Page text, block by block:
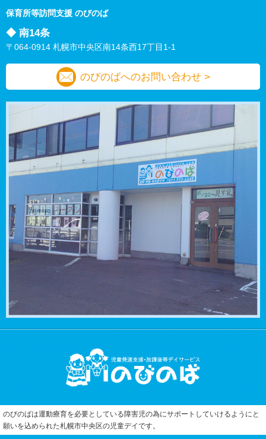
保育所等訪問支援のびのば
◆ 南14条
〒064-0914 札幌市中央区南14条西17丁目1-1
のびのばへのお問い合わせ >
のびのばは運動療育を必要としている障害児の為にサポートしていけるようにと
願いを込められた札幌市中央区の児童デイです。